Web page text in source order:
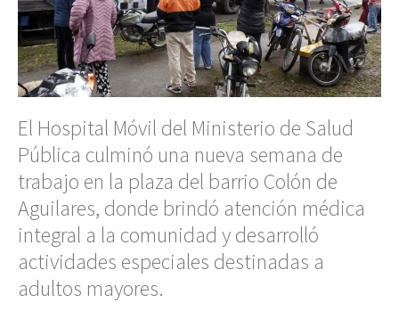
El Hospital Móvil del Ministerio de Salud
Pública culminó una nueva semana de
trabajo en la plaza del barrio Colón de
Aguilares, donde brindó atención médica
integral a la comunidad y desarrolló
actividades especiales destinadas a
adultos mayores.